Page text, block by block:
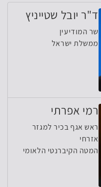
ד"ר יובל שטייניץ
שר המודיעין
ממשלת ישראל
רמי אפרתי
ראש אגף בכיר למגזר
אזרחי
המטה הקיברנטי הלאומי